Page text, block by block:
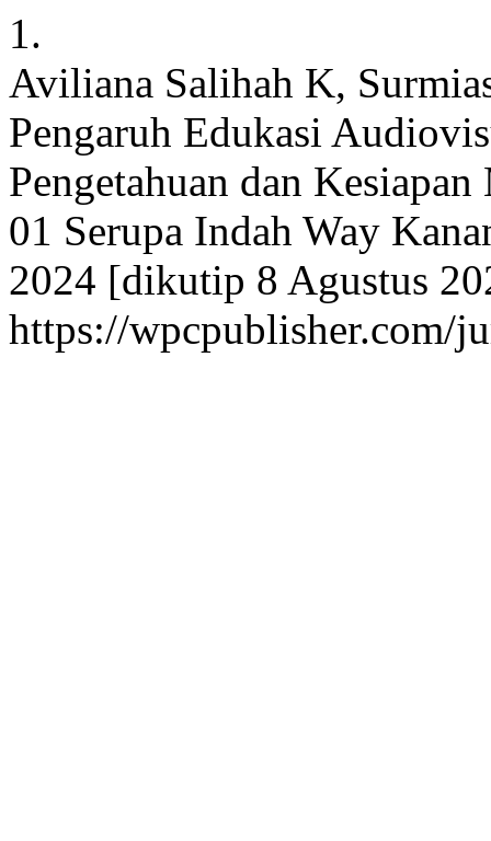
1.
Aviliana Salihah K,
Pengaruh Edukasi
Pengetahuan dan
01 Serupa Indah Way
2024 [dikutip 8 Agustus
https://wpcpublisher.com/